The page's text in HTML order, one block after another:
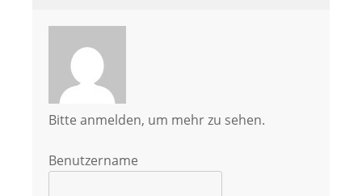
Bitte anmelden, um mehr zu sehen.
Benutzername